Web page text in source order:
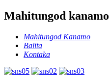
Mahitungod kanamo
Mahitungod Kanamo
Balita
Kontaka